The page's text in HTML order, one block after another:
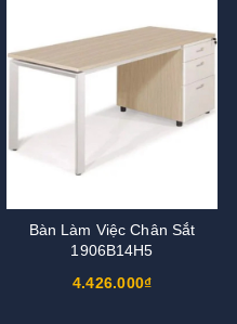
Bàn Làm Việc Chân Sắt
1906B14H5
4.426.000₫